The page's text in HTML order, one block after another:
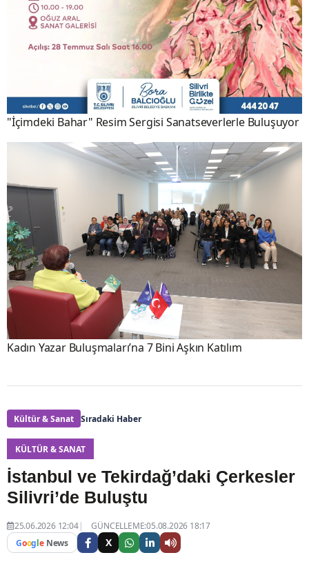
"İçimdeki Bahar" Resim Sergisi Sanatseverlerle Buluşuyor
Kadın Yazar Buluşmaları’na 7 Bini Aşkın Katılım
Kültür & Sanat Sıradaki Haber
KÜLTÜR & SANAT
İstanbul ve Tekirdağ’daki Çerkesler
Silivri’de Buluştu
25.06.2026 12:04
GÜNCELLEME:05.08.2026 18:17
Google News X